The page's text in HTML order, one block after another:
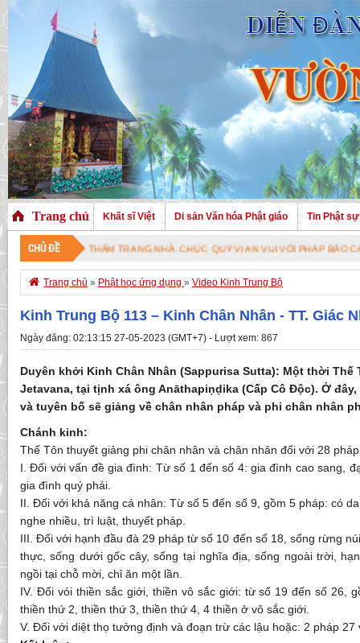
Trang chủ Khất sĩ Việt Di sản Văn hóa Phật giáo Tin Phật sự
CHỦ ĐỀ
GHÉ THĂM TRANG NHÀ. CHÚC QUÝ VỊ AN VUI VỚI PHÁP BẢO CAO QUÝ !
 Trang chủ » Phật học ứng dụng » Video Kinh Trung Bộ
Kinh Trung Bộ 113 – Kinh Chân Nhân - TT. Giác
Ngày đăng: 02:13:15 27-05-2023 (GMT+7) - Lượt xem: 867
Duyên khởi Kinh Chân Nhân (Sappurisa Sutta): Một thời Thế
Jetavana, tại tịnh xá ông Anāthapiṇḍika (Cấp Cô Ðộc). Ở
và tuyên bố sẽ giảng về chân nhân pháp và phi chân nhân
Chánh kinh:
Thế Tôn thuyết giảng phi chân nhân và chân nhân đối với 28
I. Đối với vấn đề gia đình: Từ số 1 đến số 4: gia đình cao sang,
gia đình quý phái.
II. Đối với khả năng cá nhân: Từ số 5 đến số 9, gồm 5 pháp: có
nghe nhiều, trì luật, thuyết pháp.
III. Đối với hạnh đầu đà 29 pháp từ số 10 đến số 18, sống rừng
thực, sống dưới gốc cây, sống tại nghĩa địa, sống ngoài trời,
ngồi tại chỗ mời, chỉ ăn một lần.
IV. Đối vói thiền sắc giới, thiền vô sắc giới: từ số 19 đến số 26,
thiền thứ 2, thiền thứ 3, thiền thứ 4, 4 thiền ở vô sắc giới.
V. Đối với diệt thọ tưởng định và đoạn trừ các lậu hoặc: 2 pháp 27